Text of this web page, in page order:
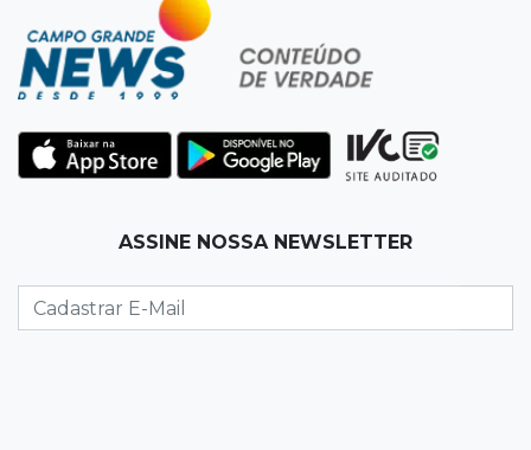
Vigia é amarrado durante roubo de carro e
dois caminhões em pátio
Corinthians vence Bragantino por 2 a 0 e sobe
para 7º no Brasileirão
Na Vila Belmiro
lugar no Brasileirão
ASSINE NOSSA NEWSLETTER